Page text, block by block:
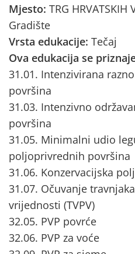
Mjesto: TRG HRVATSKIH
Gradište
Vrsta edukacije: Tečaj
Ova edukacija se
31.01. Intenzivirana
površina
31.03. Intenzivno
površina
31.05. Minimalni udio
poljoprivrednih površina
31.06. Konzervacijska
31.07. Očuvanje
vrijednosti (TVPV)
32.05. PVP povrće
32.06. PVP za voće